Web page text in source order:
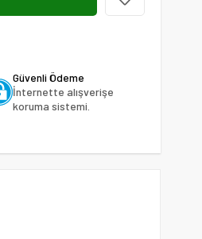
Güvenli Ödeme
İnternette alışverişe
koruma sistemi.